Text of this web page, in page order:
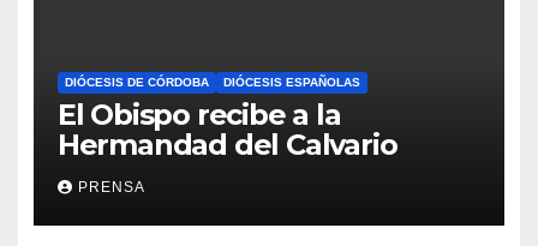
DIÓCESIS DE CÓRDOBA DIÓCESIS ESPAÑOLAS
El Obispo recibe a la
Hermandad del Calvario
PRENSA